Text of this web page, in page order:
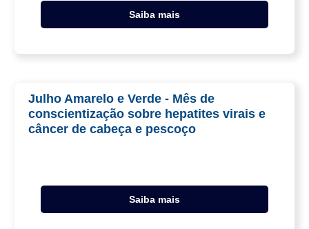
Saiba mais
Julho Amarelo e Verde - Mês de
conscientização sobre hepatites virais e
câncer de cabeça e pescoço
Saiba mais